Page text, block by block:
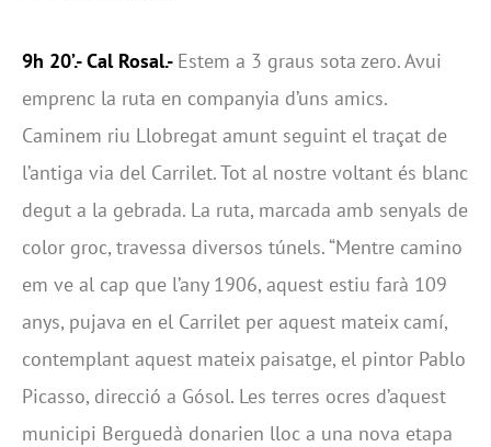
9h 20’.- Cal Rosal.- Estem a 3 graus sota zero. Avui
emprenc la ruta en companyia d’uns amics.
Caminem riu Llobregat amunt seguint el traçat de
l’antiga via del Carrilet. Tot al nostre voltant és blanc
degut a la gebrada. La ruta, marcada amb senyals de
color groc, travessa diversos túnels. “Mentre camino
em ve al cap que l’any 1906, aquest estiu farà 109
anys, pujava en el Carrilet per aquest mateix camí,
contemplant aquest mateix paisatge, el pintor Pablo
Picasso, direcció a Gósol. Les terres ocres d’aquest
municipi Berguedà donarien lloc a una nova etapa